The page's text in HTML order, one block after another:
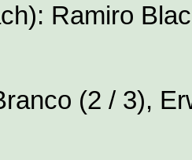
Ramiro
(2 / 3),